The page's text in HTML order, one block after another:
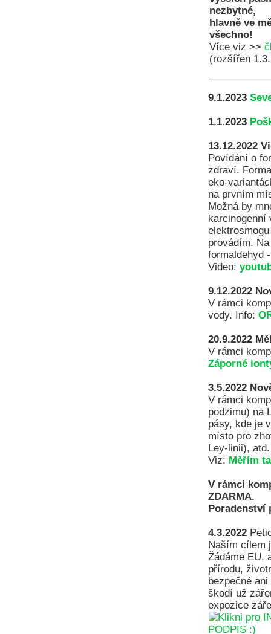
nezbytné,
hlavně ve
všechno!
Více viz >>
(rozšířen
9.1.2023
1.1.2023
13.12.2022
Povídání o
zdraví.
eko-
na prvním
Možná by
karcinogenní
provádím.
formaldehyd
Video:
9.12.2022
V rámci
vody. Info:
20.9.2022
V rámci
Záporné
3.5.2022
V rámci
podzimu) na
pásy, kde je
místo pro
Ley-linii), atd.
Viz: Měřím
V rámci
ZDARMA.
Poradenství
4.3.2022
Naším cílem
Žádáme EU,
přírodu,
bezpečné
škodí už
expozice